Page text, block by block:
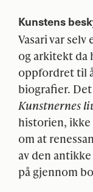
Kunstens
Vasari var
og arkitekt da
oppfordret til
biografier.
Kunstnernes
historien,
om at
av den
på gjennom